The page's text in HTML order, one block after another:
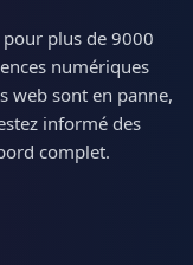
plus de 9000
numériques
web sont en panne,
informé des
complet.